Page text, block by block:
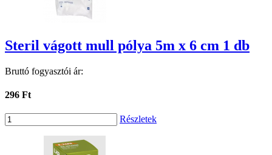
Steril vágott mull pólya 5m x 6 cm 1 db
Bruttó fogyasztói ár:
296 Ft
Részletek